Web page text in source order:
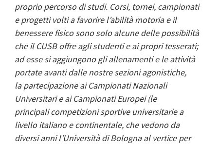
proprio percorso di studi. Corsi, tornei, campionati
e progetti volti a favorire l’abilità motoria e il
benessere fisico sono solo alcune delle possibilità
che il CUSB offre agli studenti e ai propri tesserati;
ad esse si aggiungono gli allenamenti e le attività
portate avanti dalle nostre sezioni agonistiche,
la partecipazione ai Campionati Nazionali
Universitari e ai Campionati Europei (le
principali competizioni sportive universitarie a
livello italiano e continentale, che vedono da
diversi anni l’Università di Bologna al vertice per